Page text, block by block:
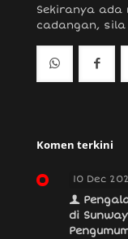
Sekiranya
cadangan, sila
Komen terkini
10 Dec
di